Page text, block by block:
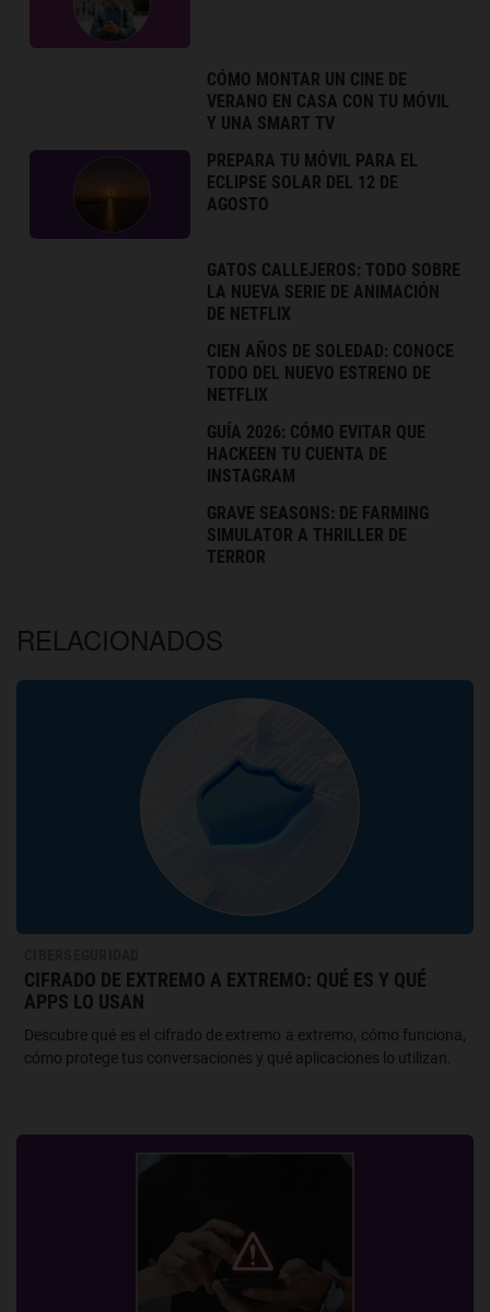
CÓMO MONTAR UN CINE DE
VERANO EN CASA CON TU MÓVIL
Y UNA SMART TV
PREPARA TU MÓVIL PARA EL
ECLIPSE SOLAR DEL 12 DE
AGOSTO
GATOS CALLEJEROS: TODO SOBRE
LA NUEVA SERIE DE ANIMACIÓN
DE NETFLIX
CIEN AÑOS DE SOLEDAD: CONOCE
TODO DEL NUEVO ESTRENO DE
NETFLIX
GUÍA 2026: CÓMO EVITAR QUE
HACKEEN TU CUENTA DE
INSTAGRAM
GRAVE SEASONS: DE FARMING
SIMULATOR A THRILLER DE
TERROR
RELACIONADOS
CIFRADO DE EXTREMO A EXTREMO: QUÉ ES Y QUÉ
APPS LO USAN
Descubre qué es el cifrado de extremo a extremo, cómo funciona,
cómo protege tus conversaciones y qué aplicaciones lo utilizan.